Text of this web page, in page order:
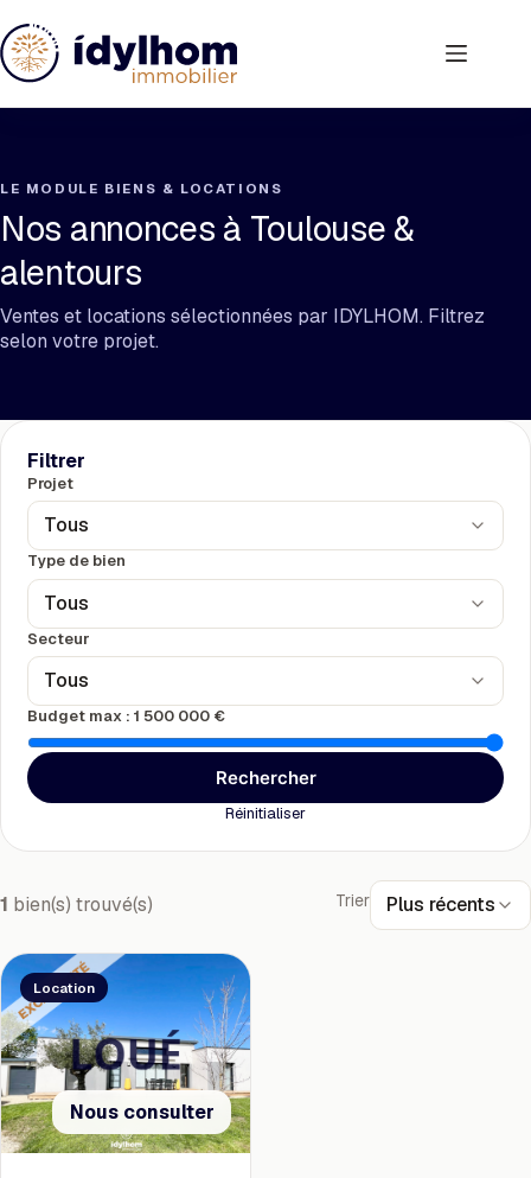
au
contenu
LE MODULE BIENS & LOCATIONS
Nos annonces à Toulouse &
alentours
Ventes et locations sélectionnées par IDYLHOM. Filtrez
selon votre projet.
Filtrer
Projet
Tous
Type de bien
Tous
Secteur
Tous
Budget max :1 500 000 €
Rechercher
Réinitialiser
1 bien(s) trouvé(s) Trier Plus récents
Location
Nous consulter